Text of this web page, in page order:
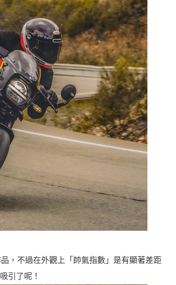
，不過在外觀上「帥氣指數」是有顯著差距
引了呢！